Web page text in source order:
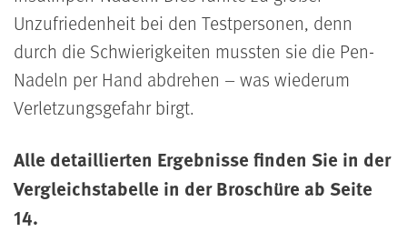
Unzufriedenheit bei den Testpersonen, denn
durch die Schwierigkeiten mussten sie die Pen-
Nadeln per Hand abdrehen – was wiederum
Verletzungsgefahr birgt.
Alle detaillierten Ergebnisse finden Sie in der
Vergleichstabelle in der Broschüre ab Seite
14.